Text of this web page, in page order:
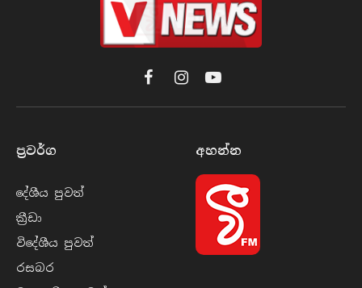
FacebookInstagramYouTube
ප්‍රවර්​ග
දේශීය පුව​ත්
ක්‍රී​ඩා
විදේශීය පුව​ත්
රසබ​ර
අහන්​න